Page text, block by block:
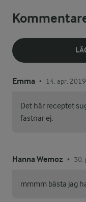
Emma • 14. apr. 2019
Det här receptet
fastnar ej.
Hanna Wemoz • 30.
mmmm bästa jag